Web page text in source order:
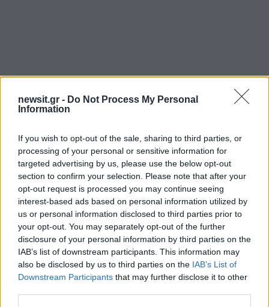
newsit.gr - Do Not Process My Personal
Information
If you wish to opt-out of the sale, sharing to third parties, or
processing of your personal or sensitive information for
targeted advertising by us, please use the below opt-out
section to confirm your selection. Please note that after your
opt-out request is processed you may continue seeing
interest-based ads based on personal information utilized by
us or personal information disclosed to third parties prior to
your opt-out. You may separately opt-out of the further
disclosure of your personal information by third parties on the
IAB’s list of downstream participants. This information may
also be disclosed by us to third parties on the IAB’s List of
Downstream Participants that may further disclose it to other
Αν τα χάσατε
Σέρρες: Βίντεο
Στην ανακρίτρια η